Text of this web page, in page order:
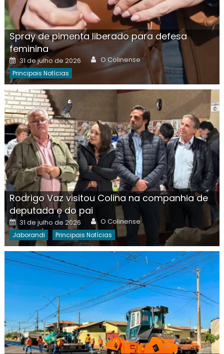
Spray de pimenta liberado para defesa
feminina
Posted
on
31 de julho de 2026 Author
O Colinense
Principais Notícias
Rodrigo Vaz visitou Colina na companhia de
deputada e do pai
Posted
on
31 de julho de 2026 Author
O Colinense
Jaborandi Principais Notícias